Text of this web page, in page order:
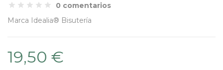
0 comentarios
Marca Idealia® Bisutería
19,50 €